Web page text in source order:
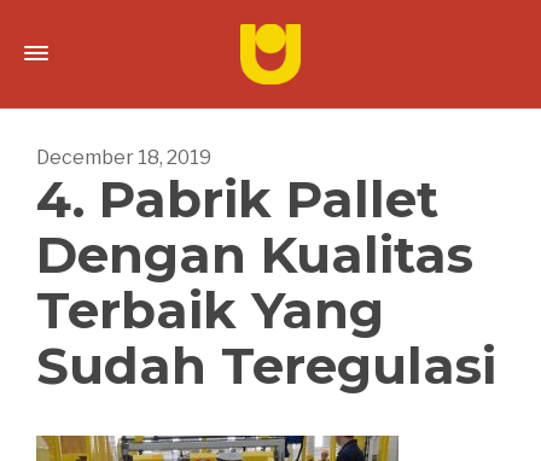
December 18, 2019
4. Pabrik Pallet
Dengan Kualitas
Terbaik Yang
Sudah Teregulasi